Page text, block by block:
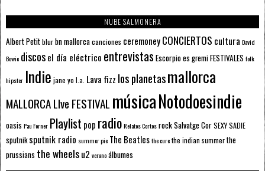
NUBE SALMONERA
Albert Petitblurbn mallorcacanciones ceremoneyCONCIERTOS cultura David
Bowie discosel día eléctrico entrevistas Escorpioes gremiFESTIVALES folk
hipster Indie jane yo l.a. Lava fizz los planetasmallorca
MALLORCA LIve FESTIVAL músicaNotodoesindie
oasis Pau Forner Playlist pop radioRelatos CortosrockSalvatge CorSEXY SADIE
sputnik sputnik radio summer pie The Beatlesthe curethe indian summerthe
prussians the wheelsu2 veranoálbumes